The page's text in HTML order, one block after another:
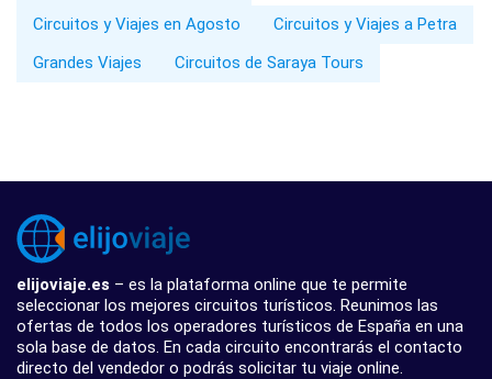
Circuitos y Viajes en Agosto
Circuitos y Viajes a Petra
Grandes Viajes
Circuitos de Saraya Tours
elijoviaje.es – es la plataforma online que te permite
seleccionar los mejores circuitos turísticos. Reunimos las
ofertas de todos los operadores turísticos de España en una
sola base de datos. En cada circuito encontrarás el contacto
directo del vendedor o podrás solicitar tu viaje online.